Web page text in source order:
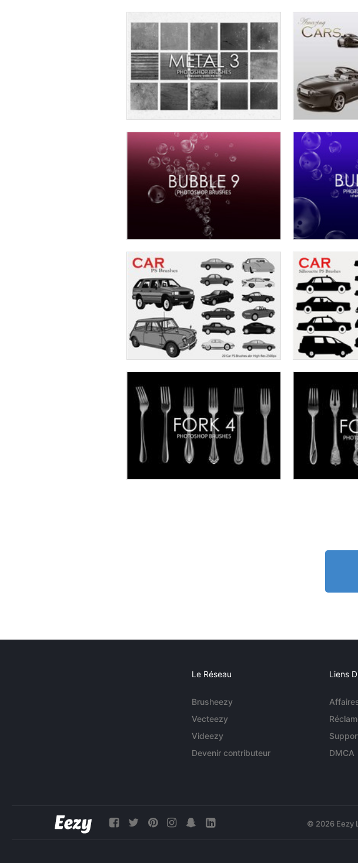
Le Réseau
Brusheezy
Vecteezy
Videezy
Devenir contributeur
Liens
DMCA
© 2026 Eezy